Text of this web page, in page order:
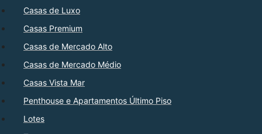
Casas de Luxo
Casas Premium
Casas de Mercado Alto
Casas de Mercado Médio
Casas Vista Mar
Penthouse e Apartamentos Último Piso
Lotes